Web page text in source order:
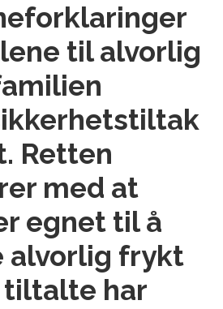
til alvorlig
Retten
med at
egnet til å
alvorlig frykt
tiltalte har